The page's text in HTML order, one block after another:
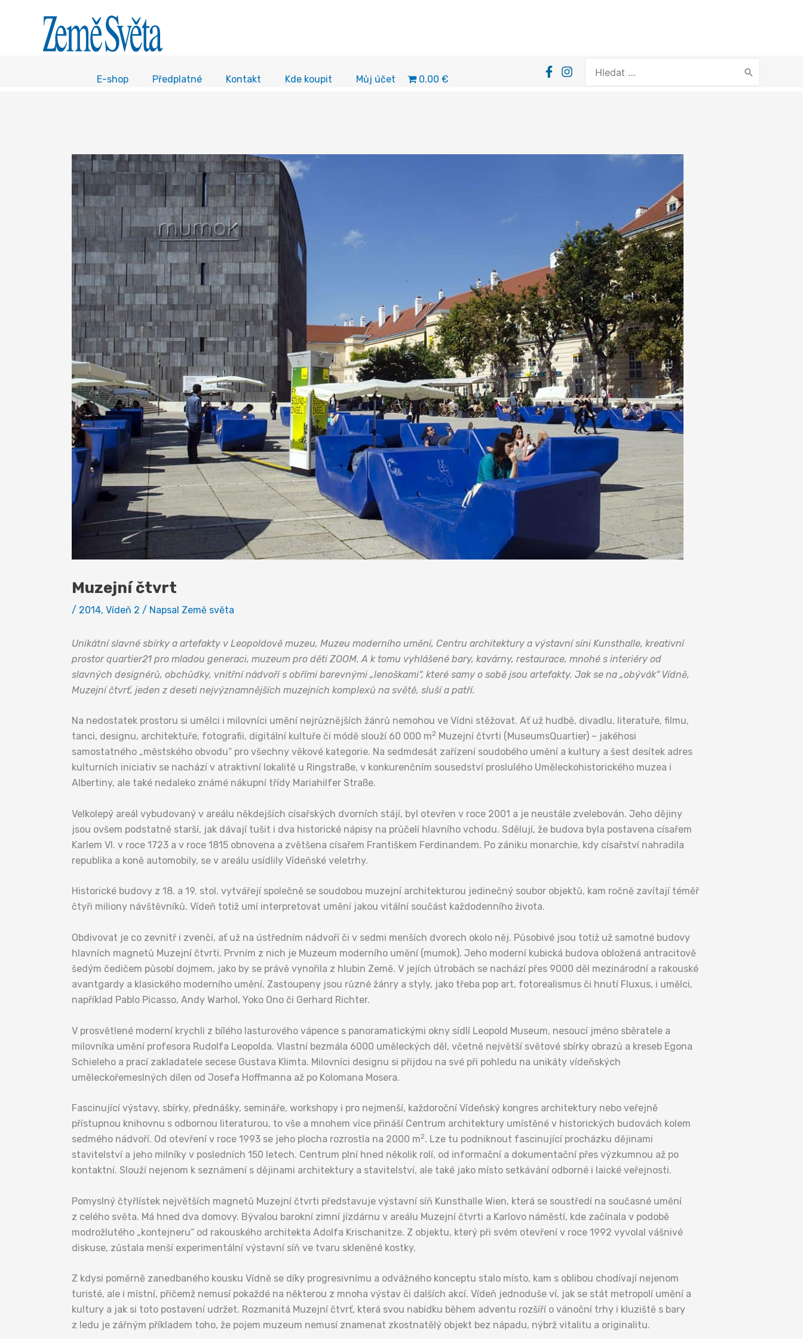
E-shop Předplatné Kontakt Kde koupit Můj účet 0.00 €
for:
Muzejní čtvrt
/ 2014, Vídeň 2 / Napsal Země světa
Unikátní slavné sbírky a artefakty v Leopoldově muzeu, Muzeu moderního umění, Centru architektury a výstavní síni Kunsthalle, kreativní
prostor quartier21 pro mladou generaci, muzeum pro děti ZOOM. A k tomu vyhlášené bary, kavárny, restaurace, mnohé s interiéry od
slavných designérů, obchůdky, vnitřní nádvoří s obřími barevnými „lenoškami“, které samy o sobě jsou artefakty. Jak se na „obývák“ Vídně,
Muzejní čtvrť, jeden z deseti nejvýznamnějších muzejních komplexů na světě, sluší a patří.
Na nedostatek prostoru si umělci i milovníci umění nejrůznějších žánrů nemohou ve Vídni stěžovat. Ať už hudbě, divadlu, literatuře, filmu,
tanci, designu, architektuře, fotografii, digitální kultuře či módě slouží 60 000 m2 Muzejní čtvrti (MuseumsQuartier) – jakéhosi
samostatného „městského obvodu“ pro všechny věkové kategorie. Na sedmdesát zařízení soudobého umění a kultury a šest desítek adres
kulturních iniciativ se nachází v atraktivní lokalitě u Ringstraße, v konkurenčním sousedství proslulého Uměleckohistorického muzea i
Albertiny, ale také nedaleko známé nákupní třídy Mariahilfer Straße.
Velkolepý areál vybudovaný v areálu někdejších císařských dvorních stájí, byl otevřen v roce 2001 a je neustále zvelebován. Jeho dějiny
jsou ovšem podstatně starší, jak dávají tušit i dva historické nápisy na průčelí hlavního vchodu. Sdělují, že budova byla postavena císařem
Karlem VI. v roce 1723 a v roce 1815 obnovena a zvětšena císařem Františkem Ferdinandem. Po zániku monarchie, kdy císařství nahradila
republika a koně automobily, se v areálu usídlily Vídeňské veletrhy.
Historické budovy z 18. a 19. stol. vytvářejí společně se soudobou muzejní architekturou jedinečný soubor objektů, kam ročně zavítají téměř
čtyři miliony návštěvníků. Vídeň totiž umí interpretovat umění jakou vitální součást každodenního života.
Obdivovat je co zevnitř i zvenčí, ať už na ústředním nádvoří či v sedmi menších dvorech okolo něj. Působivé jsou totiž už samotné budovy
hlavních magnetů Muzejní čtvrti. Prvním z nich je Muzeum moderního umění (mumok). Jeho moderní kubická budova obložená antracitově
šedým čedičem působí dojmem, jako by se právě vynořila z hlubin Země. V jejích útrobách se nachází přes 9000 děl mezinárodní a rakouské
avantgardy a klasického moderního umění. Zastoupeny jsou různé žánry a styly, jako třeba pop art, fotorealismus či hnutí Fluxus, i umělci,
například Pablo Picasso, Andy Warhol, Yoko Ono či Gerhard Richter.
V prosvětlené moderní krychli z bílého lasturového vápence s panoramatickými okny sídlí Leopold Museum, nesoucí jméno sběratele a
milovníka umění profesora Rudolfa Leopolda. Vlastní bezmála 6000 uměleckých děl, včetně největší světové sbírky obrazů a kreseb Egona
Schieleho a prací zakladatele secese Gustava Klimta. Milovníci designu si přijdou na své při pohledu na unikáty vídeňských
uměleckořemeslných dílen od Josefa Hoffmanna až po Kolomana Mosera.
Fascinující výstavy, sbírky, přednášky, semináře, workshopy i pro nejmenší, každoroční Vídeňský kongres architektury nebo veřejně
přístupnou knihovnu s odbornou literaturou, to vše a mnohem více přináší Centrum architektury umístěné v historických budovách kolem
sedmého nádvoří. Od otevření v roce 1993 se jeho plocha rozrostla na 2000 m2. Lze tu podniknout fascinující procházku dějinami
stavitelství a jeho milníky v posledních 150 letech. Centrum plní hned několik rolí, od informační a dokumentační přes výzkumnou až po
kontaktní. Slouží nejenom k seznámení s dějinami architektury a stavitelství, ale také jako místo setkávání odborné i laické veřejnosti.
Pomyslný čtyřlístek největších magnetů Muzejní čtvrti představuje výstavní síň Kunsthalle Wien, která se soustředí na současné umění
z celého světa. Má hned dva domovy. Bývalou barokní zimní jízdárnu v areálu Muzejní čtvrti a Karlovo náměstí, kde začínala v podobě
modrožlutého „kontejneru“ od rakouského architekta Adolfa Krischanitze. Z objektu, který při svém otevření v roce 1992 vyvolal vášnivé
diskuse, zůstala menší experimentální výstavní síň ve tvaru skleněné kostky.
Z kdysi poměrně zanedbaného kousku Vídně se díky progresivnímu a odvážného konceptu stalo místo, kam s oblibou chodívají nejenom
turisté, ale i místní, přičemž nemusí pokaždé na některou z mnoha výstav či dalších akcí. Vídeň jednoduše ví, jak se stát metropolí umění a
kultury a jak si toto postavení udržet. Rozmanitá Muzejní čtvrť, která svou nabídku během adventu rozšíří o vánoční trhy i kluziště s bary
z ledu je zářným příkladem toho, že pojem muzeum nemusí znamenat zkostnatělý objekt bez nápadu, nýbrž vitalitu a originalitu.